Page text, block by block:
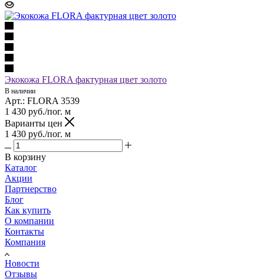
Экокожа FLORA фактурная цвет золото
В наличии
Арт.: FLORA 3539
1 430 руб./пог. м
Варианты цен
1 430 руб./пог. м
В корзину
Каталог
Акции
Партнерство
Блог
Как купить
О компании
Контакты
Компания
Новости
Отзывы